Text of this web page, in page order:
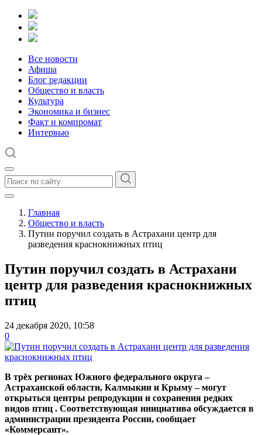
Все новости
Афиша
Блог редакции
Общество и власть
Культура
Экономика и бизнес
Факт и компромат
Интервью
Главная
Общество и власть
Путин поручил создать в Астрахани центр для
разведения краснокнижных птиц
Путин поручил создать в Астрахани
центр для разведения краснокнижных
птиц
24 декабря 2020, 10:58
0
В трёх регионах Южного федерального округа –
Астраханской области, Калмыкии и Крыму–могут
открыться центры репродукции и сохранения редких
видов птиц . Соответствующая инициатива обсуждается в
администрации президента России, сообщает
«Коммерсант».